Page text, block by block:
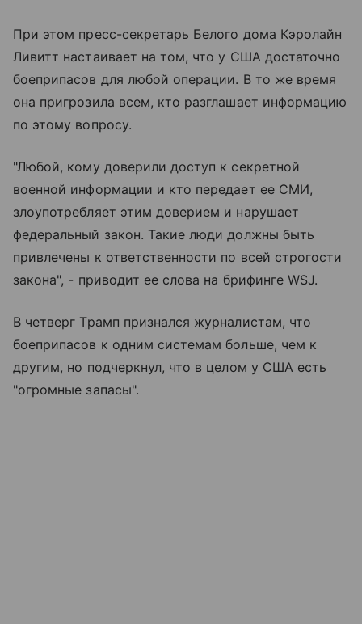
При этом пресс-секретарь Белого дома Кэролайн
Ливитт настаивает на том, что у США достаточно
боеприпасов для любой операции. В то же время
она пригрозила всем, кто разглашает информацию
по этому вопросу.
"Любой, кому доверили доступ к секретной
военной информации и кто передает ее СМИ,
злоупотребляет этим доверием и нарушает
федеральный закон. Такие люди должны быть
привлечены к ответственности по всей строгости
закона", - приводит ее слова на брифинге WSJ.
В четверг Трамп признался журналистам, что
боеприпасов к одним системам больше, чем к
другим, но подчеркнул, что в целом у США есть
"огромные запасы".